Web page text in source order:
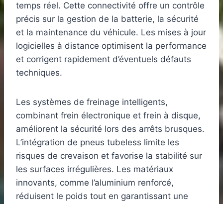
temps réel. Cette connectivité offre un contrôle
précis sur la gestion de la batterie, la sécurité
et la maintenance du véhicule. Les mises à jour
logicielles à distance optimisent la performance
et corrigent rapidement d’éventuels défauts
techniques.
Les systèmes de freinage intelligents,
combinant frein électronique et frein à disque,
améliorent la sécurité lors des arrêts brusques.
L’intégration de pneus tubeless limite les
risques de crevaison et favorise la stabilité sur
les surfaces irrégulières. Les matériaux
innovants, comme l’aluminium renforcé,
réduisent le poids tout en garantissant une